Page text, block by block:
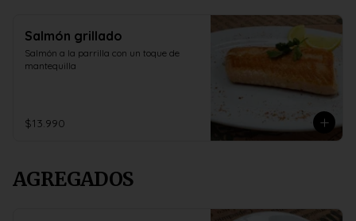
Salmón grillado
Salmón a la parrilla con un toque de
mantequilla
$13.990
AGREGADOS